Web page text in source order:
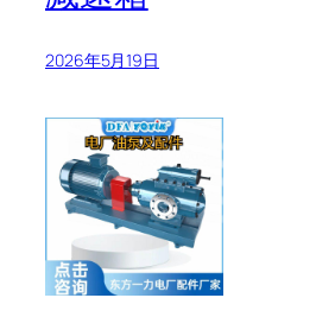
2026年5月19日